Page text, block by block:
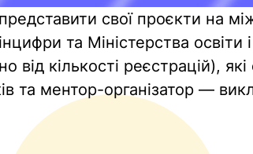
свої проєкти на
та Міністерства освіти
кількості реєстрацій),
та ментор-організатор —